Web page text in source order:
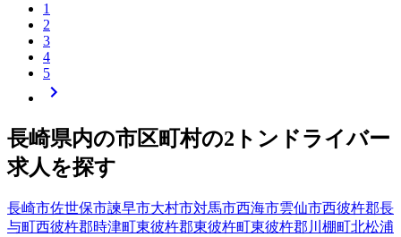
1
2
3
4
5
長崎県内の市区町村の2トン ドライバー
求人を探す
長崎市佐世保市諫早市大村市対馬市西海市雲仙市西彼杵郡長
与町西彼杵郡時津町東彼杵郡東彼杵町東彼杵郡川棚町北松浦